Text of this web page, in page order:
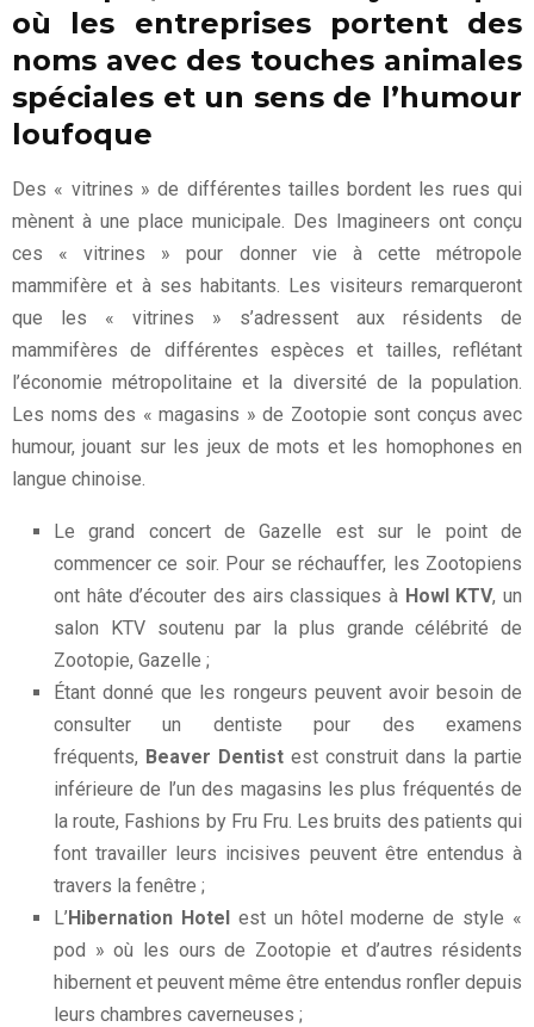
où les entreprises portent des
noms avec des touches animales
spéciales et un sens de l’humour
loufoque
Des « vitrines » de différentes tailles bordent les rues qui
mènent à une place municipale. Des Imagineers ont conçu
ces « vitrines » pour donner vie à cette métropole
mammifère et à ses habitants. Les visiteurs remarqueront
que les « vitrines » s’adressent aux résidents de
mammifères de différentes espèces et tailles, reflétant
l’économie métropolitaine et la diversité de la population.
Les noms des « magasins » de Zootopie sont conçus avec
humour, jouant sur les jeux de mots et les homophones en
langue chinoise.
Le grand concert de Gazelle est sur le point de
commencer ce soir. Pour se réchauffer, les Zootopiens
ont hâte d’écouter des airs classiques à Howl KTV, un
salon KTV soutenu par la plus grande célébrité de
Zootopie, Gazelle ;
Étant donné que les rongeurs peuvent avoir besoin de
consulter un dentiste pour des examens
fréquents, Beaver Dentist est construit dans la partie
inférieure de l’un des magasins les plus fréquentés de
la route, Fashions by Fru Fru. Les bruits des patients qui
font travailler leurs incisives peuvent être entendus à
travers la fenêtre ;
L’Hibernation Hotelest un hôtel moderne de style «
pod » où les ours de Zootopie et d’autres résidents
hibernent et peuvent même être entendus ronfler depuis
leurs chambres caverneuses ;